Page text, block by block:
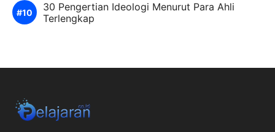
30 Pengertian Ideologi Menurut Para Ahli
Terlengkap